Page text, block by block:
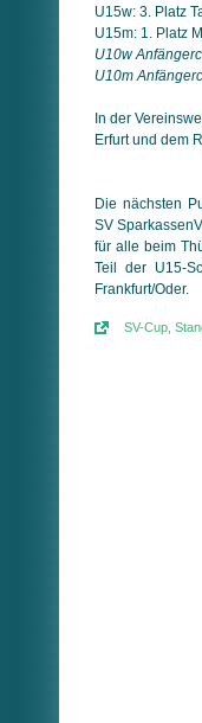
U15w: 3. Platz
U15m: 1. Platz
U10w
U10m
In der
Erfurt und dem
Die nächsten
SV
für alle beim
Teil der U15-
Frank­furt/Oder.
SV-Cup,